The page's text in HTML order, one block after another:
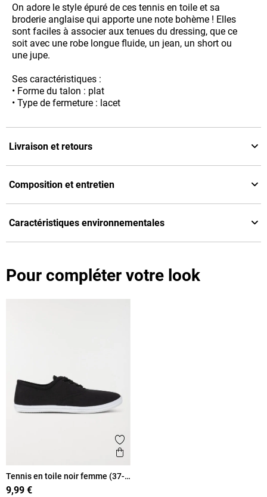
On adore le style épuré de ces tennis en toile et sa
broderie anglaise qui apporte une note bohème ! Elles
sont faciles à associer aux tenues du dressing, que ce
soit avec une robe longue fluide, un jean, un short ou
une jupe.
Ses caractéristiques :
• Forme du talon : plat
• Type de fermeture : lacet
Livraison et retours
Composition et entretien
Caractéristiques environnementales
Pour compléter votre look
Ajouter aux favoris
Aperçu rapide
Tennis en toile noir femme (37-
42)
9,99 €